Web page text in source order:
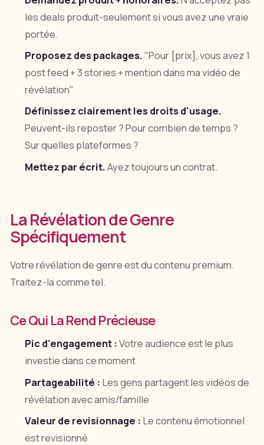
les deals produit-seulement si vous avez une vraie
portée.
Proposez des packages."Pour [prix], vous avez 1
post feed + 3 stories + mention dans ma vidéo de
révélation"
Définissez clairement les droits d'usage.
Peuvent-ils reposter ? Pour combien de temps ?
Sur quelles plateformes ?
Mettez par écrit.Ayez toujours un contrat.
La Révélation de Genre
Spécifiquement
Votre révélation de genre est du contenu premium.
Traitez-la comme tel.
Ce Qui La Rend Précieuse
Pic d'engagement :Votre audience est le plus
investie dans ce moment
Partageabilité : Les gens partagent les vidéos de
révélation avec amis/famille
Valeur de revisionnage : Le contenu émotionnel
est revisionné